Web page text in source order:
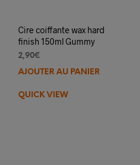
Cire coiffante wax hard
finish 150ml Gummy
2,90€
AJOUTER AU PANIER
QUICK VIEW